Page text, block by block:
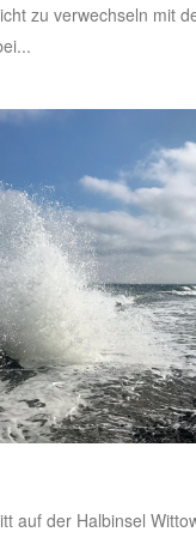
zu verwechseln mit
auf der Halbinsel